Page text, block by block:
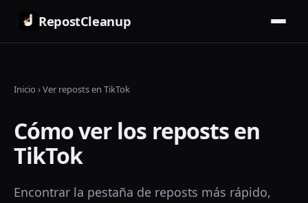
RepostCleanup
Inicio›Ver reposts en TikTok
Cómo ver los reposts en
TikTok
Encontrar la pestaña de reposts más rápido,